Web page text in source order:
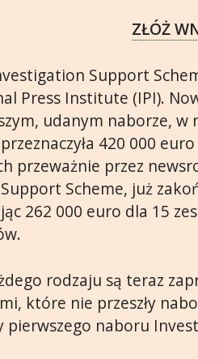
ZŁÓŻ
Support
Press Institute (IPI).
udanym naborze,
420 000
przeważnie przez
Scheme, już
262 000 euro dla 15
rodzaju są teraz
które nie przeszły
pierwszego naboru